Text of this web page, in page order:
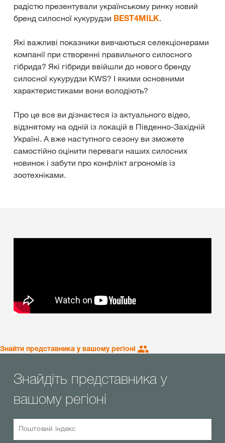
радістю презентували українському ринку новий
бренд силосної кукурудзи BEST4MILK.
Які важливі показники вивчаються селекціонерами
компанії при створенні правильного силосного
гібрида? Які гібриди ввійшли до нового бренду
силосної кукурудзи KWS? І якими основними
характеристиками вони володіють?
Про це все ви дізнаєтеся із актуального відео,
відзнятому на одній із локацій в Південно-Західній
Україні. А вже наступного сезону ви зможете
самостійно оцінити переваги наших силосних
новинок і забути про конфлікт агрономів із
зоотехніками.
Знайти представника у вашому регіоні
Знайдіть представника у
вашому регіоні
Поштовий індекс